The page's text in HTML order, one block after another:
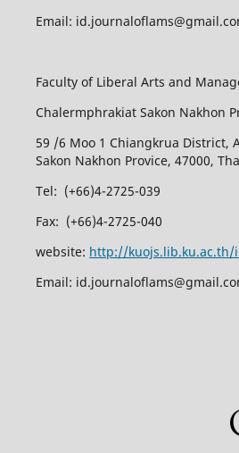
Email:
Faculty of Liberal Arts and
Chalermphrakiat Sakon Nakhon
59 /6 Moo 1 Chiangkrua District,
Sakon Nakhon Provice, 47000,
Tel: (+66)4-2725-039
Fax: (+66)4-2725-040
website: http://
Email: